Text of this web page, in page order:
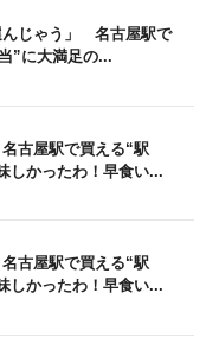
んじゃう」 名古屋駅で
”に大満足の...
古屋駅で買える“駅
かったわ！早食い...
古屋駅で買える“駅
かったわ！早食い...